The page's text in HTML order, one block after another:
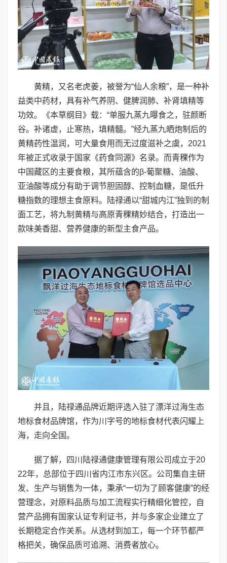
黄精，又名老虎姜，被誉为“仙人余粮”，是一种补
益类中药材，具有补气养阴、健脾润肺、补肾填精等
功效。《本草纲目》载：“单服九蒸九曝食之，驻颜断
谷。补诸虚，止寒热，填精髓。”经九蒸九晒炮制后的
黄精药性温润，可大量食用而无过度滋补之虞，2021
年被正式收录于国家《药食同源》名录。而青稞作为
中国藏区的主要食粮，其所蕴含的β-葡聚糖、油酸、
亚油酸等成分有助于调节胆固醇、控制血糖，是低升
糖指数的理想主食原料。陆禄通以“甜城内江”独到的制
面工艺，将九制黄精与高原青稞精妙结合，打造出一
款味美香甜、营养健康的新型主食产品。
并且，陆禄通品牌近期评选入驻了漂洋过海生态
地标食材品牌馆，作为川字号的地标食材代表闪耀上
海，走向全国。
据了解，四川陆禄通健康管理有限公司成立于20
22年，总部位于四川省内江市东兴区。公司集自主研
发、生产与销售为一体，秉承“一切为了顾客健康”的经
营理念，对原料品质与加工流程实行精细化管控，自
营产品拥有国家认证专利证书，并与多家企业建立了
长期稳定合作关系。从选材到加工，每一个环节都严
格把关，确保品质可追溯、消费者放心。